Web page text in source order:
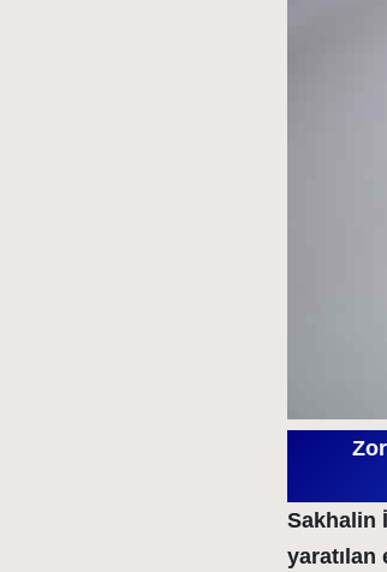
Sakhalin
yaratılan